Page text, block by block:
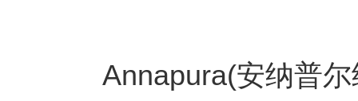
Annapura(安纳普